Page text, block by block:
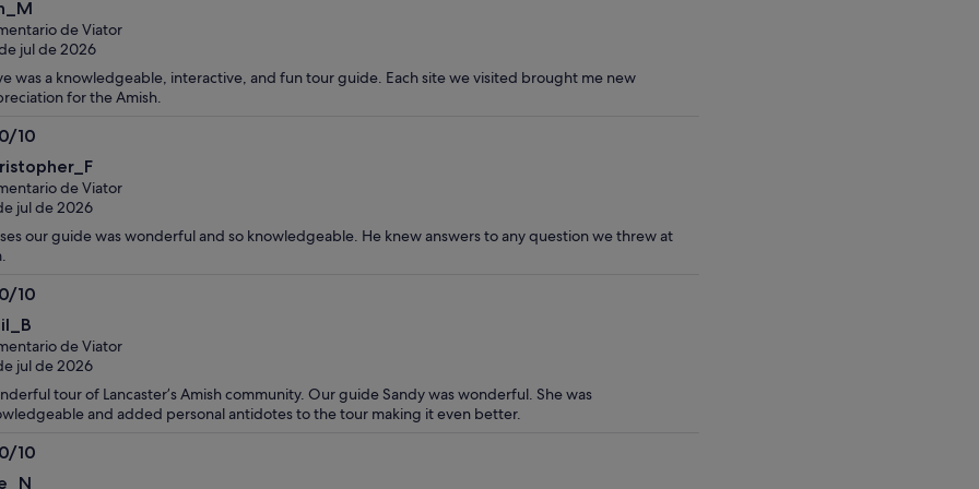
de Viator
jul de 2026
was a knowledgeable, interactive, and fun tour guide. Each site we visited brought me new
for the Amish.
10
de Viator
jul de 2026
our guide was wonderful and so knowledgeable. He knew answers to any question we threw at
10
de Viator
jul de 2026
tour of Lancaster’s Amish community. Our guide Sandy was wonderful. She was
and added personal antidotes to the tour making it even better.
10